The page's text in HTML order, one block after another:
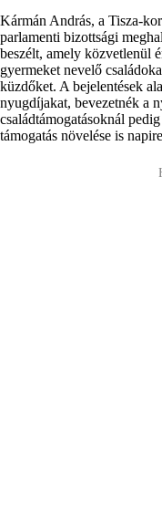
Kármán András, a Tisza-
parlamenti bizottsági
beszélt, amely közvetlenül
gyermeket nevelő
küzdőket. A bejelentések
nyugdíjakat, bevezetnék a
családtámogatásoknál
támogatás növelése is